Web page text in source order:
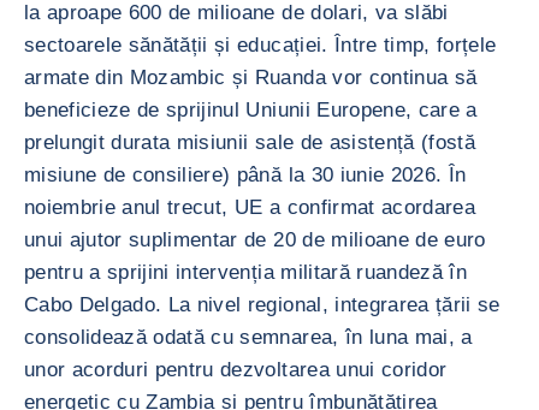
la aproape 600 de milioane de dolari, va slăbi
sectoarele sănătății și educației. Între timp, forțele
armate din Mozambic și Ruanda vor continua să
beneficieze de sprijinul Uniunii Europene, care a
prelungit durata misiunii sale de asistență (fostă
misiune de consiliere) până la 30 iunie 2026. În
noiembrie anul trecut, UE a confirmat acordarea
unui ajutor suplimentar de 20 de milioane de euro
pentru a sprijini intervenția militară ruandeză în
Cabo Delgado. La nivel regional, integrarea țării se
consolidează odată cu semnarea, în luna mai, a
unor acorduri pentru dezvoltarea unui coridor
energetic cu Zambia și pentru îmbunătățirea